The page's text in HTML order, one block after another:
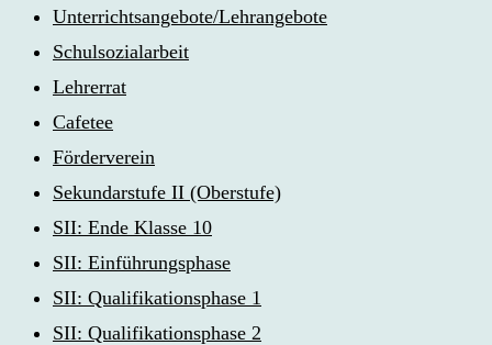
Unterrichtsangebote/Lehrangebote
Schulsozialarbeit
Lehrerrat
Cafetee
Förderverein
Sekundarstufe II (Oberstufe)
SII: Ende Klasse 10
SII: Einführungsphase
SII: Qualifikationsphase 1
SII: Qualifikationsphase 2